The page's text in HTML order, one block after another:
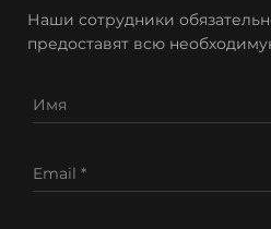
Наши сотрудники
предоставят всю
Имя
Email *